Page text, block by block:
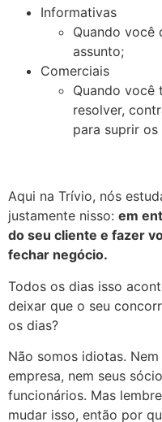
Informativas
Quando você
assunto;
Comerciais
Quando você
resolver,
para suprir os
Aqui na Trívio, nós
justamente nisso: em
do seu cliente e fazer
fechar negócio.
Todos os dias isso
deixar que o seu
os dias?
Não somos idiotas. Nem
empresa, nem seus
funcionários. Mas
mudar isso, então por